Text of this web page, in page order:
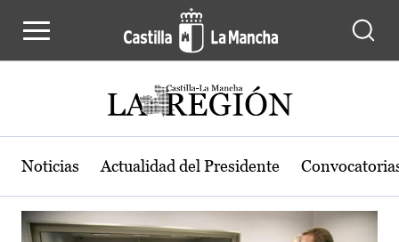
Actualidad de la región de Castilla-
Noticias Actualidad del Presidente